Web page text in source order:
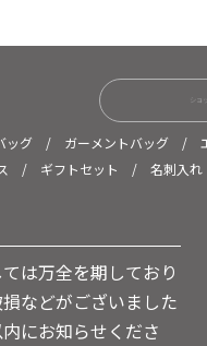
ッグ / ガーメントバッグ /
/ ギフトセット / 名刺入れ
は万全を期しており
などがございました
にお知らせくださ